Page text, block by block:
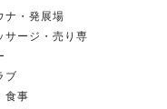
ナ・発展場
サージ・売り専
ブ
食事